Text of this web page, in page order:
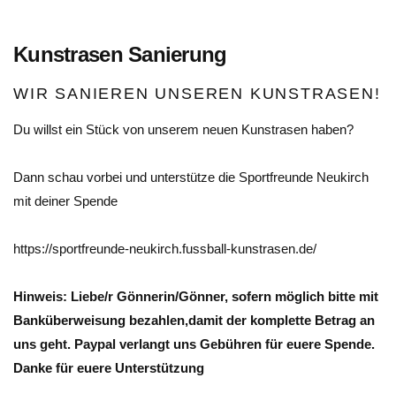
Kunstrasen Sanierung
WIR SANIEREN UNSEREN KUNSTRASEN!
Du willst ein Stück von unserem neuen Kunstrasen haben?
Dann schau vorbei und unterstütze die Sportfreunde Neukirch
mit deiner Spende
https://sportfreunde-neukirch.fussball-kunstrasen.de/
Hinweis: Liebe/r Gönnerin/Gönner, sofern möglich bitte mit
Banküberweisung bezahlen,damit der komplette Betrag an
uns geht. Paypal verlangt uns Gebühren für euere Spende.
Danke für euere Unterstützung